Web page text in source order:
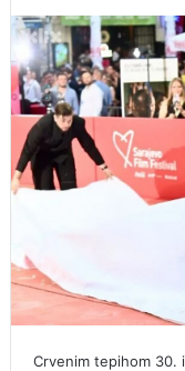
Crvenim tepihom 30.